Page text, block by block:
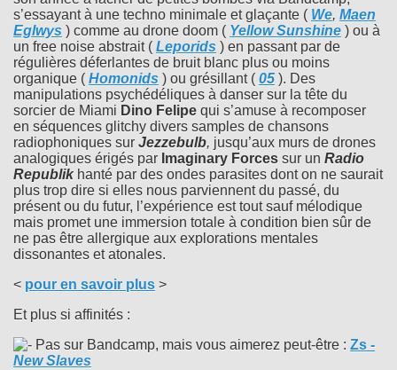
s’essayant à une techno minimale et glaçante ( We, Maen
Eglwys ) comme au drone doom ( Yellow Sunshine ) ou à
un free noise abstrait ( Leporids ) en passant par de
régulières déferlantes de bruit blanc plus ou moins
organique ( Homonids ) ou grésillant ( 05 ). Des
manipulations psychédéliques à danser sur la tête du
sorcier de Miami Dino Felipe qui s’amuse à recomposer
en séquences glitchy divers samples de chansons
radiophoniques sur Jezzebulb, jusqu’aux murs de drones
analogiques érigés par Imaginary Forces sur un Radio
Republik hanté par des ondes parasites dont on ne saurait
plus trop dire si elles nous parviennent du passé, du
présent ou du futur, l’expérience est tout sauf mélodique
mais promet une immersion totale à condition bien sûr de
ne pas être allergique aux explorations mentales
dissonantes et atonales.
< pour en savoir plus >
Et plus si affinités :
Pas sur Bandcamp, mais vous aimerez peut-être : Zs -
New Slaves